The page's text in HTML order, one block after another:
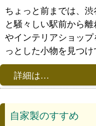
ちょっと前までは、
と騒々しい駅前から
やインテリアショッ
っとした小物を見つ
詳細は…
自家製のすすめ